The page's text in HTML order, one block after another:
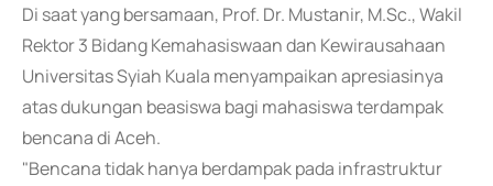
Di saat yang bersamaan, Prof. Dr. Mustanir, M.Sc., Wakil
Rektor 3 Bidang Kemahasiswaan dan Kewirausahaan
Universitas Syiah Kuala menyampaikan apresiasinya
atas dukungan beasiswa bagi mahasiswa terdampak
bencana di Aceh.
"Bencana tidak hanya berdampak pada infrastruktur